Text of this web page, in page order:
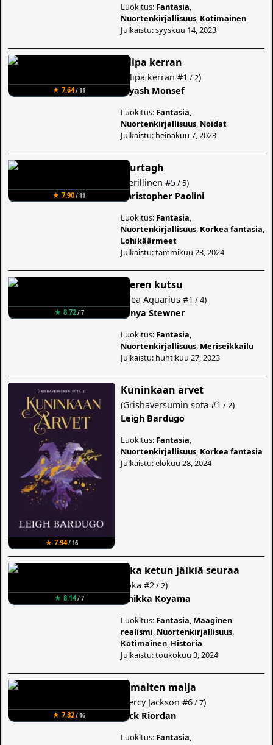
Luokitus: Fantasia
Nuortenkirjallisuus Kotimainen
Julkaistu: syyskuu 14, 2023
★ 7.64/ 11
Olipa kerran
Olipa kerran #1 / 2)
Kiyash Monsef
Luokitus: Fantasia
Nuortenkirjallisuus Noidat
Julkaistu: heinäkuu 7, 2023
★ 7.90/ 11
Murtagh
Perillinen #5/ 5)
Christopher Paolini
Luokitus: Fantasia
Nuortenkirjallisuus Korkea fantasia
Lohikäärmeet
Julkaistu: tammikuu 23, 2024
★ 8.72/ 7
Meren kutsu
Alea Aquarius #1 / 4)
Tanya Stewner
Luokitus: Fantasia
Nuortenkirjallisuus Meriseikkailu
Julkaistu: huhtikuu 27, 2023
★ 7.94/ 16
Kuninkaan arvet
(Grishaversumin sota #1 / 2)
Leigh Bardugo
Luokitus: Fantasia
Nuortenkirjallisuus Korkea fantasia
Julkaistu: elokuu 28, 2024
★ 8.14/ 7
Joka ketun jälkiä seuraa
Joka #2 / 2)
Sinikka Koyama
Luokitus: Fantasia Maaginen
realismi Nuortenkirjallisuus
Kotimainen Historia
Julkaistu: toukokuu 3, 2024
★ 7.82/ 16
Jumalten malja
Percy Jackson #6/ 7)
Rick Riordan
Luokitus: Fantasia